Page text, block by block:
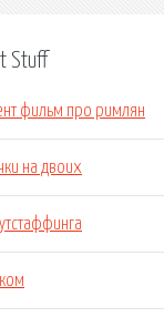
Stuff
фильм про римлян
на двоих